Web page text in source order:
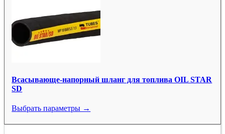
Всасывающе-напорный шланг для топлива OIL STAR
SD
Выбрать параметры →